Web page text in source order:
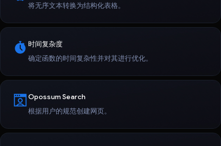
将无序文本转换为结构化表格。
时间复杂度
确定函数的时间复杂性并对其进行优化。
Opossum Search
根据用户的规范创建网页。